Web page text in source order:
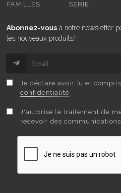
FAMILLES SERIE
Abonnez-vousà notre newsletter
les nouveaux produits!
Je déclare avoir lu et
confidentialité
J'autorise le traitement de
recevoir des